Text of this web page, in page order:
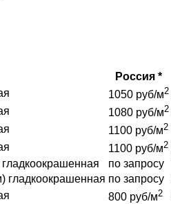
Россия *
1050 руб/м2
1080 руб/м2
1100 руб/м2
1100 руб/м2
по запросу
гладкоокрашенная по запросу
800 руб/м2